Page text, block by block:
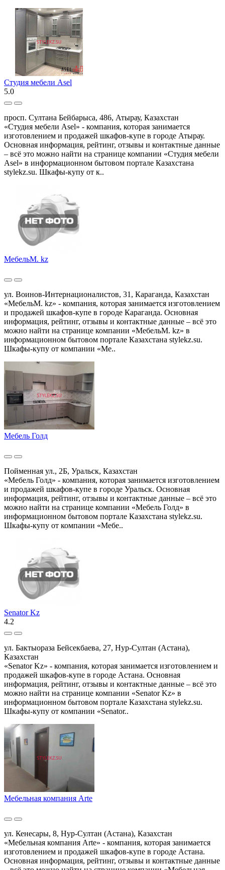
Студия мебели Asel
5.0
просп. Султана Бейбарыса, 486, Атырау, Казахстан
«Студия мебели Asel» - компания, которая занимается
изготовлением и продажей шкафов-купе в городе Атырау.
Основная информация, рейтинг, отзывы и контактные данные
– всё это можно найти на странице компании «Студия мебели
Asel» в информационном бытовом портале Казахстана
stylekz.su. Шкафы-купу от к..
МебельМ. kz
ул. Воинов-Интернационалистов, 31, Караганда, Казахстан
«МебельМ. kz» - компания, которая занимается изготовлением
и продажей шкафов-купе в городе Караганда. Основная
информация, рейтинг, отзывы и контактные данные – всё это
можно найти на странице компании «МебельМ. kz» в
информационном бытовом портале Казахстана stylekz.su.
Шкафы-купу от компании «Ме..
Мебель Голд
Пойменная ул., 2Б, Уральск, Казахстан
«Мебель Голд» - компания, которая занимается изготовлением
и продажей шкафов-купе в городе Уральск. Основная
информация, рейтинг, отзывы и контактные данные – всё это
можно найти на странице компании «Мебель Голд» в
информационном бытовом портале Казахстана stylekz.su.
Шкафы-купу от компании «Мебе..
Senator Kz
4.2
ул. Бактыораза Бейсекбаева, 27, Нур-Султан (Астана),
Казахстан
«Senator Kz» - компания, которая занимается изготовлением и
продажей шкафов-купе в городе Астана. Основная
информация, рейтинг, отзывы и контактные данные – всё это
можно найти на странице компании «Senator Kz» в
информационном бытовом портале Казахстана stylekz.su.
Шкафы-купу от компании «Senator..
Мебельная компания Arte
ул. Кенесары, 8, Нур-Султан (Астана), Казахстан
«Мебельная компания Arte» - компания, которая занимается
изготовлением и продажей шкафов-купе в городе Астана.
Основная информация, рейтинг, отзывы и контактные данные